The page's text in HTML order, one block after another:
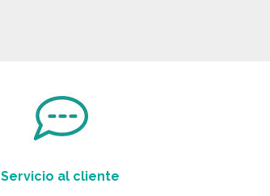
Servicio al cliente